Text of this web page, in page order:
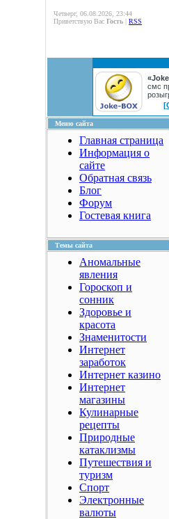
Четверг, 06.08.2026, 23:44
Приветствую Вас Гость | RSS
смс
Меню сайта
Главная страница
Информация о
сайте
Обратная связь
Блог
Форум
Гостевая книга
Темы сайта
Аномальные
явления
Гороскоп и
сонник
Здоровье и
красота
Знаменитости
Интернет
заработок
Интернет казино
Интернет
магазины
Кулинарные
рецепты
Природные
катаклизмы
Путешествия и
туризм
Спорт
Электронные
валюты